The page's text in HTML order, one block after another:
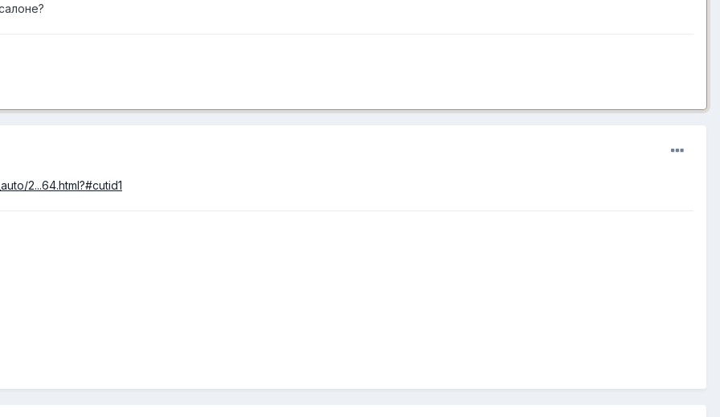
2...64.html?#cutid1